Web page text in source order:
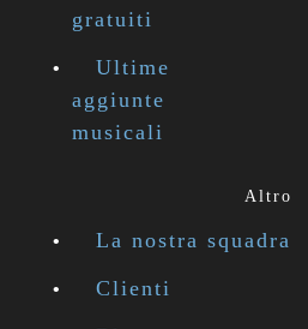
gratuiti
Ultime
aggiunte
musicali
Altro
La nostra squadra
Clienti